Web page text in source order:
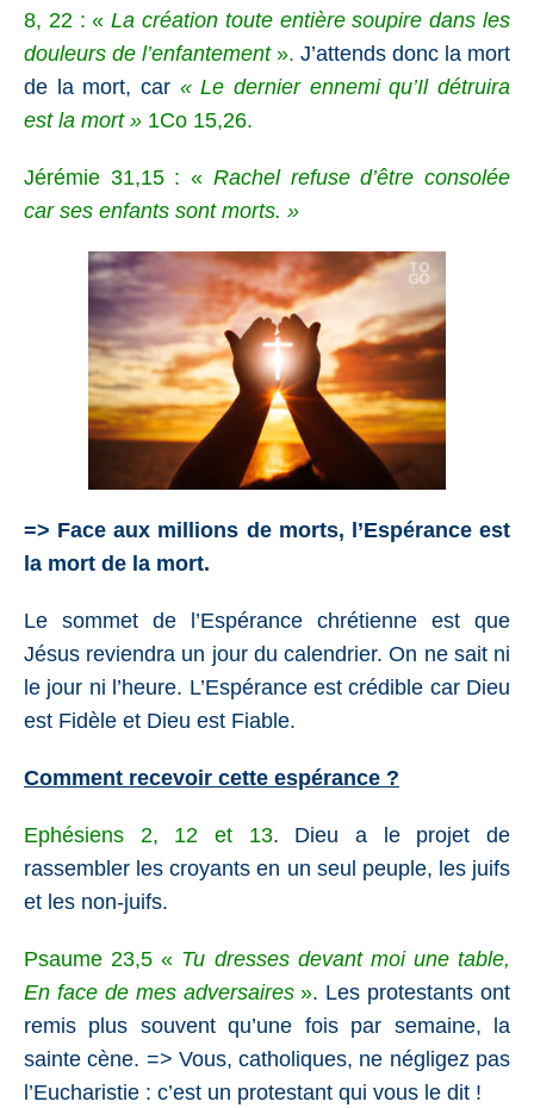
8, 22 : «La création toute entière soupire dans les
douleurs de l’enfantement». J’attends donc la mort
de la mort, car « Le dernier ennemi qu’Il détruira
est la mort » 1Co 15,26.
Jérémie 31,15 : « Rachel refuse d’être consolée
car ses enfants sont morts. »
=> Face aux millions de morts, l’Espérance est
la mort de la mort.
Le sommet de l’Espérance chrétienne est que
Jésus reviendra un jour du calendrier. On ne sait ni
le jour ni l’heure. L’Espérance est crédible car Dieu
est Fidèle et Dieu est Fiable.
Comment recevoir cette espérance ?
Ephésiens 2, 12 et 13. Dieu a le projet de
rassembler les croyants en un seul peuple, les juifs
et les non-juifs.
Psaume 23,5« Tu dresses devant moi une table,
En face de mes adversaires». Les protestants ont
remis plus souvent qu’une fois par semaine, la
sainte cène. => Vous, catholiques, ne négligez pas
l’Eucharistie : c’est un protestant qui vous le dit !